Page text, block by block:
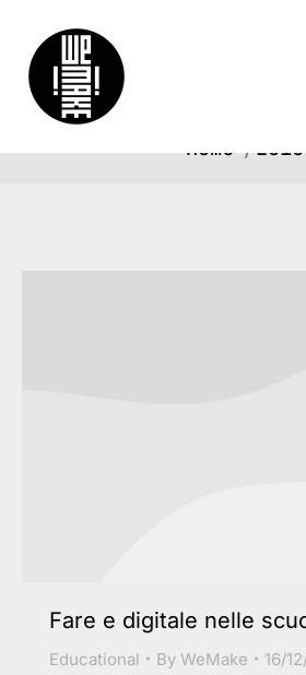
Yearly
Home 2015
Fare e digitale nelle
Educational By WeMake 16/